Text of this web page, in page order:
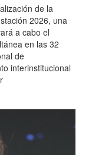
de la
2026, una
a cabo el
en las 32
de
interinstitucional